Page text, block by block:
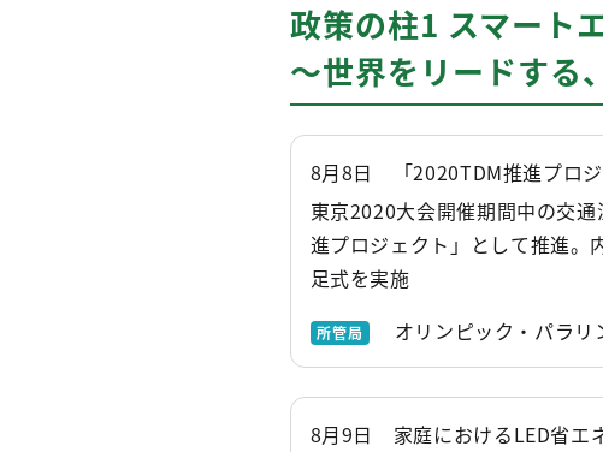
政策の柱1 スマート
～世界をリードする
8月8日 「2020TDM推進プロ
東京2020大会開催期間中の交
進プロジェクト」として推進。
足式を実施
所管局 オリンピック・パラリ
8月9日 家庭におけるLED省エ